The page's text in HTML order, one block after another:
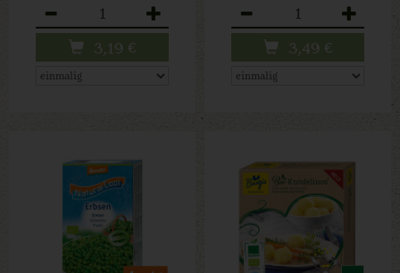
3,19 € 3,49 €